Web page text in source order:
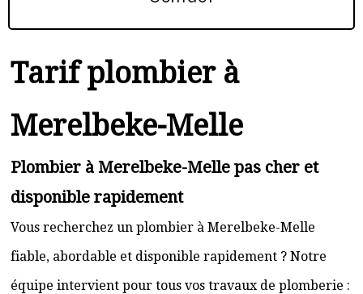
Tarif plombier à
Merelbeke-Melle
Plombier à Merelbeke-Melle pas cher et
disponible rapidement
Vous recherchez un plombier à Merelbeke-Melle
fiable, abordable et disponible rapidement ? Notre
équipe intervient pour tous vos travaux de plomberie :